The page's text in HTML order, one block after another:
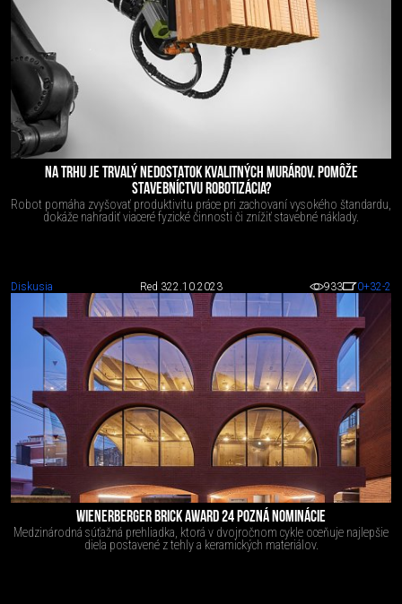
NA TRHU JE TRVALÝ NEDOSTATOK KVALITNÝCH MURÁROV. POMÔŽE
STAVEBNÍCTVU ROBOTIZÁCIA?
Robot pomáha zvyšovať produktivitu práce pri zachovaní vysokého štandardu,
dokáže nahradiť viaceré fyzické činnosti či znížiť stavebné náklady.
Diskusia Red 322.10.2023 933 0+32-2
WIENERBERGER BRICK AWARD 24 POZNÁ NOMINÁCIE
Medzinárodná súťažná prehliadka, ktorá v dvojročnom cykle oceňuje najlepšie
diela postavené z tehly a keramických materiálov.